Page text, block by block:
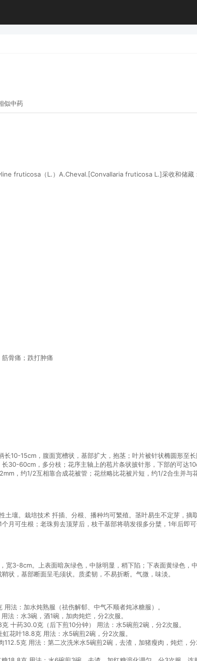
似中药
fruticosa（L.）A.Cheval.[Convallaria fruticosa L.]采收和储藏
骨痛；跌打肿痛
10-15cm，腹面宽槽状，基部扩大，抱茎；叶片被针状椭圆形至
30-60cm，多分枝；花序主轴上的苞片条状披针形，下部的可达
，约1/2互相靠合成花被管；花丝略比花被片短，约1/2合生并与
壤。栽培技术 扦插、分根、播种均可繁殖。茎叶易生不定芽，摘
可生根；老珠剪去顶芽后，枝干基部将萌发很多分糵，1年后即
3-8cm。上表面暗灰绿色，中脉明显，稍下陷；下表面黄绿色，
状，基部断面呈毛须状。质柔韧，不易折断。气微，味淡。
法：加水炖熟服（祛伤解郁、中气不顺者炖冰糖服）。
法：水3碗，酒1碗，加肉炖烂，分2次服。
十药30.0克（后下煎10分钟） 用法：水5碗煎2碗，分2次服。
花叶18.8克 用法：水5碗煎2碗，分2次服。
克 用法：第二次洗米水5碗煎2碗，去渣，加猪瘦肉，炖烂，分